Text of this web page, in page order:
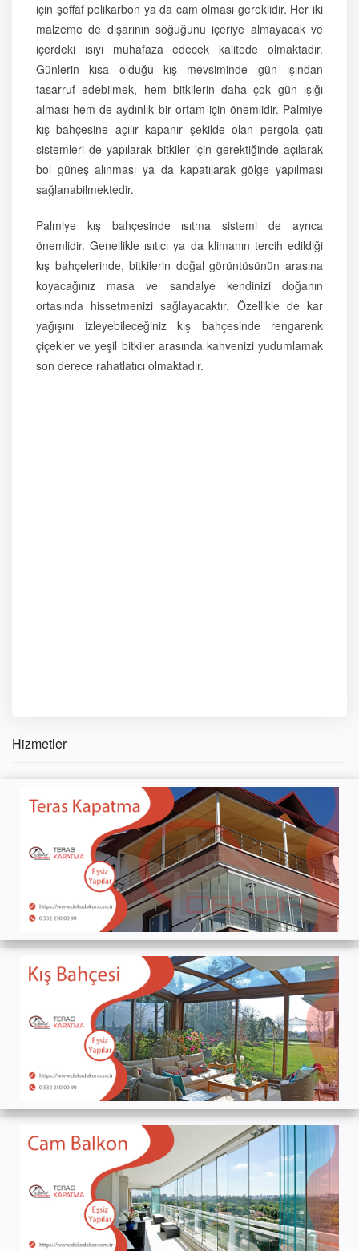
için şeffaf polikarbon ya da cam olması gereklidir. Her iki
malzeme de dışarının soğuğunu içeriye almayacak ve
içerdeki ısıyı muhafaza edecek kalitede olmaktadır.
Günlerin kısa olduğu kış mevsiminde gün ışından
tasarruf edebilmek, hem bitkilerin daha çok gün ışığı
alması hem de aydınlık bir ortam için önemlidir. Palmiye
kış bahçesine açılır kapanır şekilde olan pergola çatı
sistemleri de yapılarak bitkiler için gerektiğinde açılarak
bol güneş alınması ya da kapatılarak gölge yapılması
sağlanabilmektedir.
Palmiye kış bahçesinde ısıtma sistemi de ayrıca
önemlidir. Genellikle ısıtıcı ya da klimanın tercih edildiği
kış bahçelerinde, bitkilerin doğal görüntüsünün arasına
koyacağınız masa ve sandalye kendinizi doğanın
ortasında hissetmenizi sağlayacaktır. Özellikle de kar
yağışını izleyebileceğiniz kış bahçesinde rengarenk
çiçekler ve yeşil bitkiler arasında kahvenizi yudumlamak
son derece rahatlatıcı olmaktadır.
Hizmetler